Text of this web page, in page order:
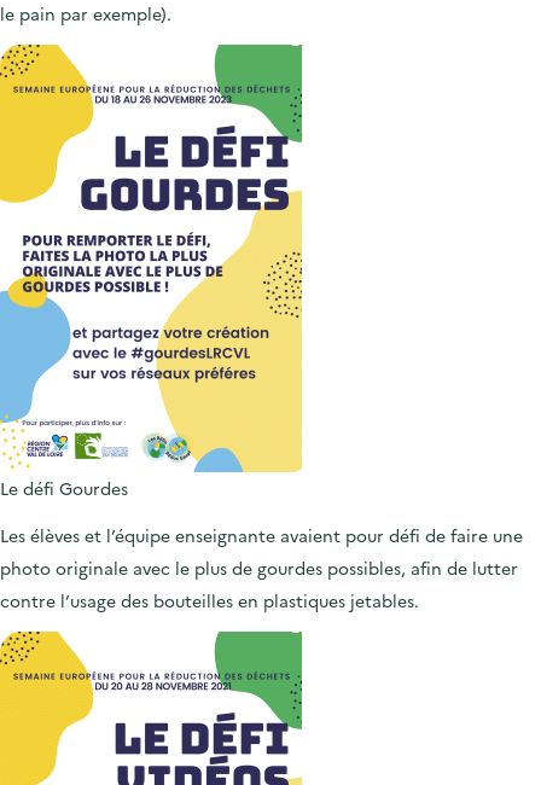
le pain par exemple).
Le défi Gourdes
Les élèves et l’équipe enseignante avaient pour défi de faire une
photo originale avec le plus de gourdes possibles, afin de lutter
contre l’usage des bouteilles en plastiques jetables.